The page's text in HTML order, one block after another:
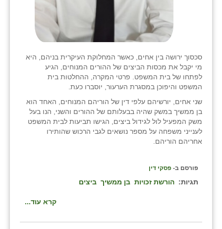
סכסוך ירושה בין אחים, כאשר המחלוקת העיקרית בניהם, היא
מי יקבל את מכסות הביצים של ההורים המנוחים, הגיע
לפתחו של בית המשפט. פרטי המקרה, ההחלטות בית
המשפט והיפוכן במסגרת הערעור, יוסברו כעת.
שני אחים, יורשיהם עלפי דין של הוריהם המנוחים, האחד הוא
בן ממשיך במשק שהיה בבעלותם של ההורים והשני, הנו בעל
משק המפעיל לול לגידול ביצים, הגישו תביעות לבית המשפט
לענייני משפחה על מספר נושאים לגבי הרכוש שהותירו
אחריהם הוריהם.
פורסם ב- פסקי דין
תגיות: הורשת זכויות בן ממשיך ביצים
קרא עוד...